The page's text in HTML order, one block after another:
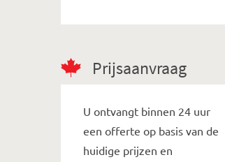
Prijsaanvraag
U ontvangt binnen 24 uur
een offerte op basis van de
huidige prijzen en